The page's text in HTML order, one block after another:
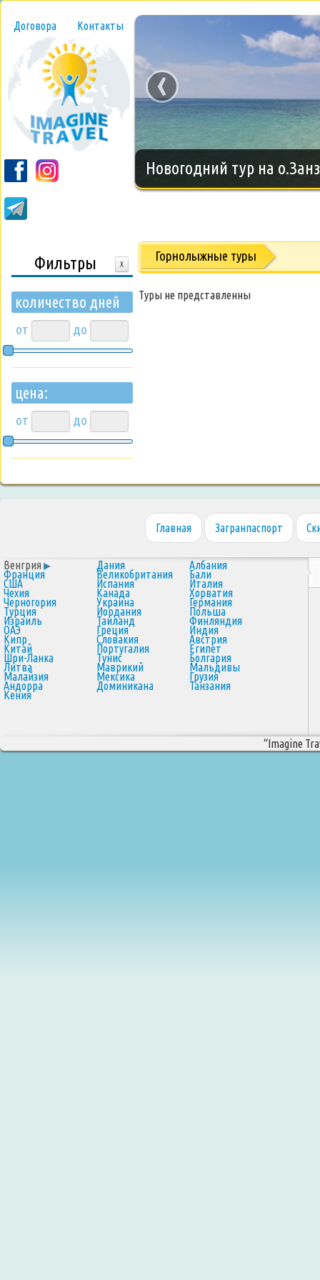
Договора Контакты
Новогодний тур на
‹
Фильтры X
количество дней
от до
цена:
от до
Горнолыжные туры
Туры не представленны
Главная Загранпаспорт
Венгрия Дания Албания
Франция Великобритания Бали
США Испания Италия
Чехия Канада Хорватия
Черногория Украина Германия
Турция Иордания Польша
Израиль Таиланд Финляндия
ОАЭ Греция Индия
Кипр Словакия Австрия
Китай Португалия Египет
Шри-Ланка Тунис Болгария
Литва Маврикий Мальдивы
Малайзия Мексика Грузия
Андорра Доминикана Танзания
Кения
“Imagine